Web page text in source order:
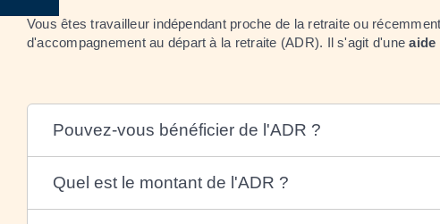
Vous êtes travailleur indépendant proche de la retraite ou
d'accompagnement au départ à la retraite (ADR). Il s'agit d'uneaide
Pouvez-vous bénéficier de l'ADR ?
Quel est le montant de l'ADR ?